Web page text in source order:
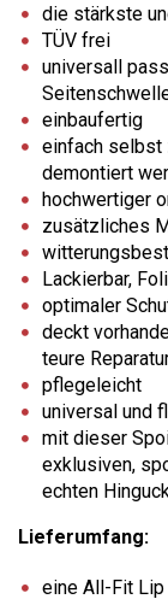
die stärkste
TÜV frei
universall
einbaufertig
einfach selbst
demontiert
hochwertiger
zusätzliches
Lackierbar,
optimaler
deckt
teure
pflegeleicht
universal und
mit dieser
exklusiven,
echten
Lieferumfang:
eine All-Fit